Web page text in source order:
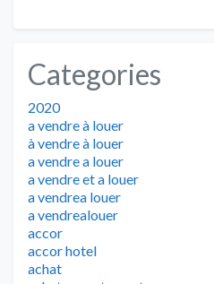
Categories
2020
a vendre à louer
à vendre à louer
a vendre a louer
a vendre et a louer
a vendrea louer
a vendrealouer
accor
accor hotel
achat